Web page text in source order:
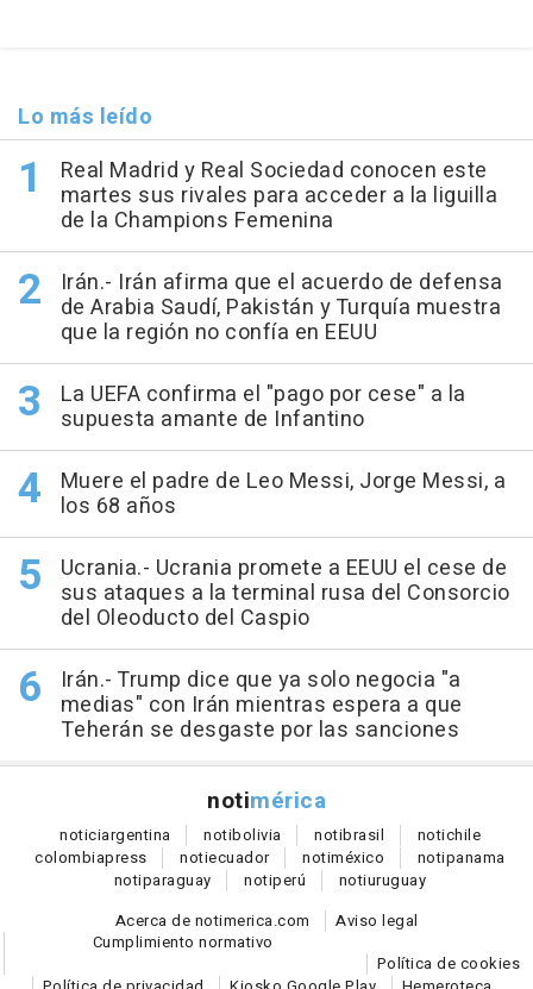
Lo más leído
Real Madrid y Real Sociedad conocen este
martes sus rivales para acceder a la liguilla
de la Champions Femenina
Irán.- Irán afirma que el acuerdo de defensa
de Arabia Saudí, Pakistán y Turquía muestra
que la región no confía en EEUU
La UEFA confirma el "pago por cese" a la
supuesta amante de Infantino
Muere el padre de Leo Messi, Jorge Messi, a
los 68 años
Ucrania.- Ucrania promete a EEUU el cese de
sus ataques a la terminal rusa del Consorcio
del Oleoducto del Caspio
Irán.- Trump dice que ya solo negocia "a
medias" con Irán mientras espera a que
Teherán se desgaste por las sanciones
notimérica
noticiargentina notibolivia notibrasil notichile
colombiapress notiecuador notiméxico notipanama
notiparaguay notiperú notiuruguay
Acerca de notimerica.com
Aviso legal
Cumplimiento normativo
Política de cookies